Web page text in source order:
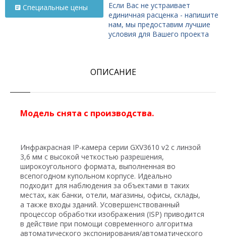
Специальные цены
Если Вас не устраивает
единичная расценка - напишите
нам, мы предоставим лучшие
условия для Вашего проекта
ОПИСАНИЕ
Модель снята с производства.
Инфракрасная IP-камера серии GXV3610 v2 с линзой
3,6 мм с высокой четкостью разрешения,
широкоугольного формата, выполненная во
всепогодном купольном корпусе. Идеально
подходит для наблюдения за объектами в таких
местах, как банки, отели, магазины, офисы, склады,
а также входы зданий. Усовершенствованный
процессор обработки изображения (ISP) приводится
в действие при помощи современного алгоритма
автоматического экспонирования/автоматического